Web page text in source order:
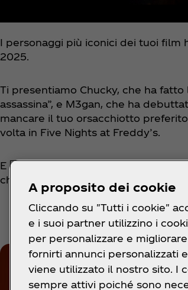
I personaggi più iconici dei tuoi film
2025.
Ti presentiamo Chucky, che ha
assassina”, e M3gan, che ha
mancare il tuo orsacchiotto
volta in Five Nights at Freddy’s.
E non è tutto: continua a leggere
che sta tornando per rendere le tue
A proposito dei cookie
Cliccando su "Tutti i cookie"
e i suoi partner utilizzino i
per personalizzare e
fornirti annunci personalizzati
viene utilizzato il nostro sito. I
sempre attivi poiché sono